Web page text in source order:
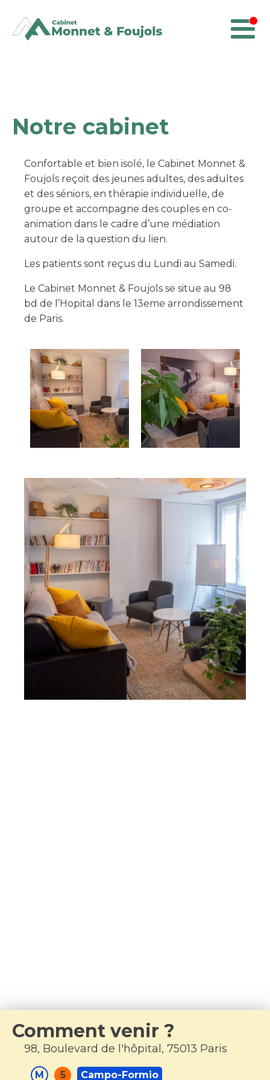
Notre cabinet
Confortable et bien isolé, le Cabinet Monnet &
Foujols reçoit des jeunes adultes, des adultes
et des séniors, en thérapie individuelle, de
groupe et accompagne des couples en co-
animation dans le cadre d’une médiation
autour de la question du lien.
Les patients sont reçus du Lundi au Samedi.
Le Cabinet Monnet & Foujols se situe au 98
bd de l’Hopital dans le 13eme arrondissement
de Paris.
Comment venir ?
98, Boulevard de l'hôpital, 75013 Paris
M 5 Campo-Formio